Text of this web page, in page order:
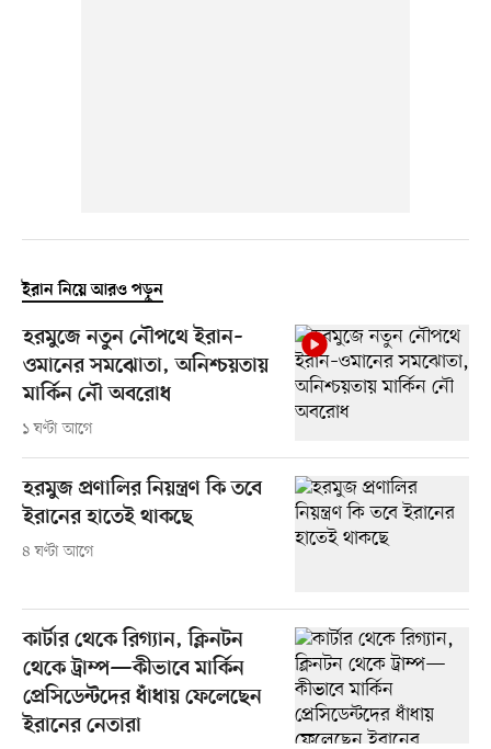
ইরান নিয়ে আরও পড়ুন
হরমুজে নতুন নৌপথে ইরান–
ওমানের সমঝোতা, অনিশ্চয়তায়
মার্কিন নৌ অবরোধ
১ ঘণ্টা আগে
হরমুজ প্রণালির নিয়ন্ত্রণ কি তবে
ইরানের হাতেই থাকছে
৪ ঘণ্টা আগে
কার্টার থেকে রিগ্যান, ক্লিনটন
থেকে ট্রাম্প—কীভাবে মার্কিন
প্রেসিডেন্টদের ধাঁধায় ফেলেছেন
ইরানের নেতারা